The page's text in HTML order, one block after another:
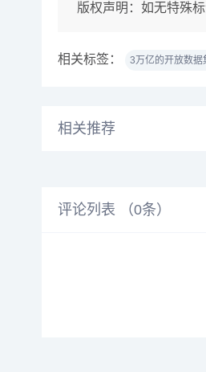
版权声明： 如无特殊
相关标签： 3万亿的开放数据
相关推荐
评论列表 （0条）